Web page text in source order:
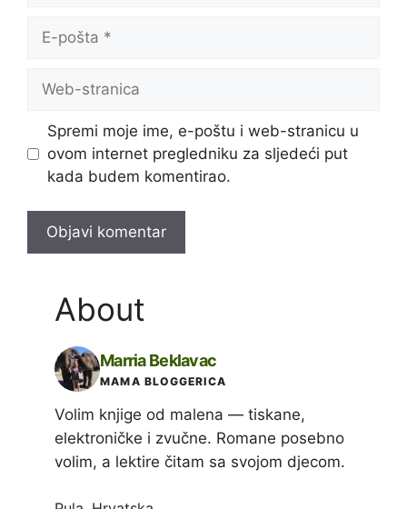
pošta
stranica
Spremi moje ime, e-poštu i web-stranicu u
ovom internet pregledniku za sljedeći put
kada budem komentirao.
About
Marria Beklavac
MAMA BLOGGERICA
Volim knjige od malena — tiskane,
elektroničke i zvučne. Romane posebno
volim, a lektire čitam sa svojom djecom.